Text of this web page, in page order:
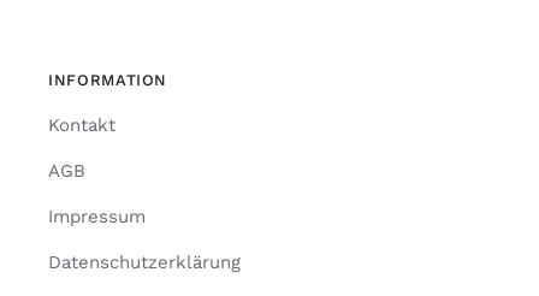
INFORMATION
Kontakt
AGB
Impressum
Datenschutzerklärung